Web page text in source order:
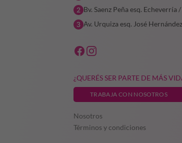
Bv. Saenz Peña esq.
Av. Urquiza esq. José
¿QUERÉS SER PARTE DE MÁS
TRABAJA CON NOSOTROS
Nosotros
Términos y condiciones